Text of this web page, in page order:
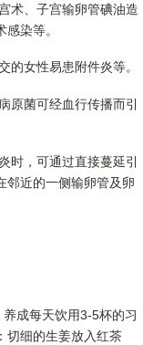
术、子宫输卵管碘油造
染等。
的女性易患附件炎等。
原菌可经血行传播而引
时，可通过直接蔓延引
邻近的一侧输卵管及卵
成每天饮用3-5杯的习
切细的生姜放入红茶